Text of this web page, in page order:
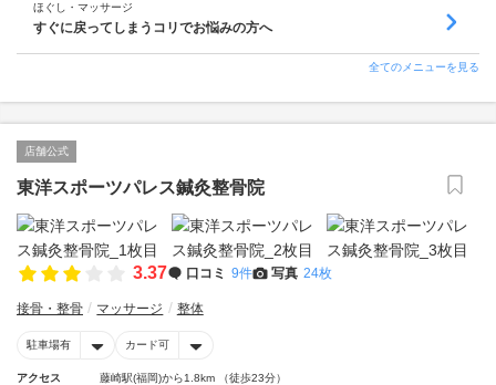
ほぐし・マッサージ
すぐに戻ってしまうコリでお悩みの方へ
全てのメニューを見る
店舗公式
東洋スポーツパレス鍼灸整骨院
3.37 口コミ 9件 写真 24枚
接骨・整骨 マッサージ 整体
駐車場有 カード可
アクセス
藤崎駅(福岡)から1.8km （徒歩23分）